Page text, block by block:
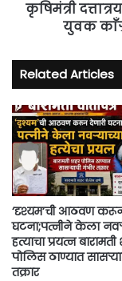
मोर्चाकृषिमंत्री
युवक
Related Articles
‘दृश्यम’ची आठवण करून
घटना;पत्नीने केला
हत्याचा प्रयत्न
पोलिस ठाण्यात
तक्रार